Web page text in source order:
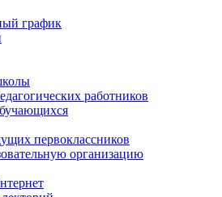
график
работников
первоклассников
организацию